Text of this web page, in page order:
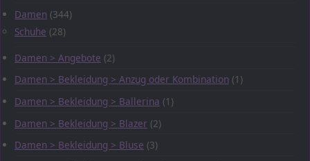
Damen (344)
Schuhe (28)
Damen > Angebote (2)
Damen > Bekleidung > Anzug oder Kombination (1)
Damen > Bekleidung > Ballerina (1)
Damen > Bekleidung > Blazer (2)
Damen > Bekleidung > Bluse (3)